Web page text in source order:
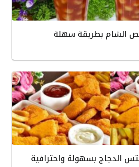
الشام بطريقة سهلة
الدجاج بسهولة واحترافية